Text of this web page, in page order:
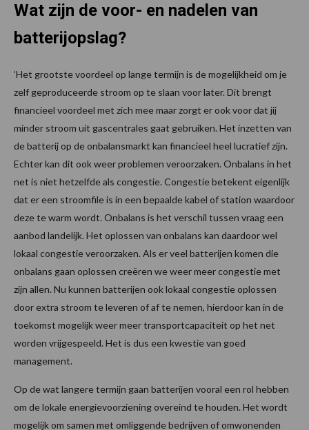
Wat zijn de voor- en nadelen van
batterijopslag?
‘Het grootste voordeel op lange termijn is de mogelijkheid om je
zelf geproduceerde stroom op te slaan voor later. Dit brengt
financieel voordeel met zich mee maar zorgt er ook voor dat jij
minder stroom uit gascentrales gaat gebruiken. Het inzetten van
de batterij op de onbalansmarkt kan financieel heel lucratief zijn.
Echter kan dit ook weer problemen veroorzaken. Onbalans in het
net is niet hetzelfde als congestie. Congestie betekent eigenlijk
dat er een stroomfile is in een bepaalde kabel of station waardoor
deze te warm wordt. Onbalans is het verschil tussen vraag een
aanbod landelijk. Het oplossen van onbalans kan daardoor wel
lokaal congestie veroorzaken. Als er veel batterijen komen die
onbalans gaan oplossen creëren we weer meer congestie met
zijn allen. Nu kunnen batterijen ook lokaal congestie oplossen
door extra stroom te leveren of af te nemen, hierdoor kan in de
toekomst mogelijk weer meer transportcapaciteit op het net
worden vrijgespeeld. Het is dus een kwestie van goed
management.
Op de wat langere termijn gaan batterijen vooral een rol hebben
om de lokale energievoorziening overeind te houden. Het wordt
mogelijk om samen met omliggende bedrijven of omwonenden